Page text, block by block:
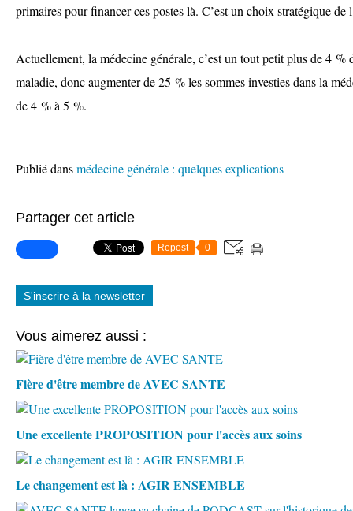
primaires pour financer ces postes là. C’est un choix stratégique de
Actuellement, la médecine générale, c’est un tout petit plus de 4 %
maladie, donc augmenter de 25 % les sommes investies dans la
de 4 % à 5 %.
Publié dansmédecine générale : quelques explications
Partager cet article
Repost 0
S'inscrire à la newsletter
Vous aimerez aussi :
Fière d'être membre de AVEC SANTE
Une excellente PROPOSITION pour l'accès aux soins
Le changement est là : AGIR ENSEMBLE